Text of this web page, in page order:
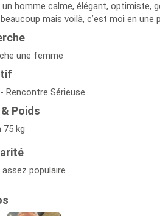
homme calme, élégant, optimiste,
mais voilà, c’est moi en une
une femme
Rencontre Sérieuse
Poids
75 kg
populaire